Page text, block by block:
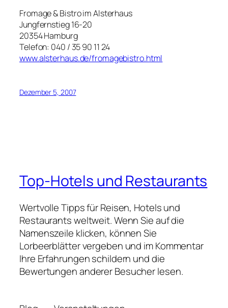
Fromage & Bistro im Alsterhaus
Jungfernstieg 16-20
20354 Hamburg
Telefon: 040 / 35 90 11 24
www.alsterhaus.de/fromagebistro.html
Dezember 5, 2007
Top-Hotels und Restaurants
Wertvolle Tipps für Reisen, Hotels und
Restaurants weltweit. Wenn Sie auf die
Namenszeile klicken, können Sie
Lorbeerblätter vergeben und im Kommentar
Ihre Erfahrungen schildern und die
Bewertungen anderer Besucher lesen.